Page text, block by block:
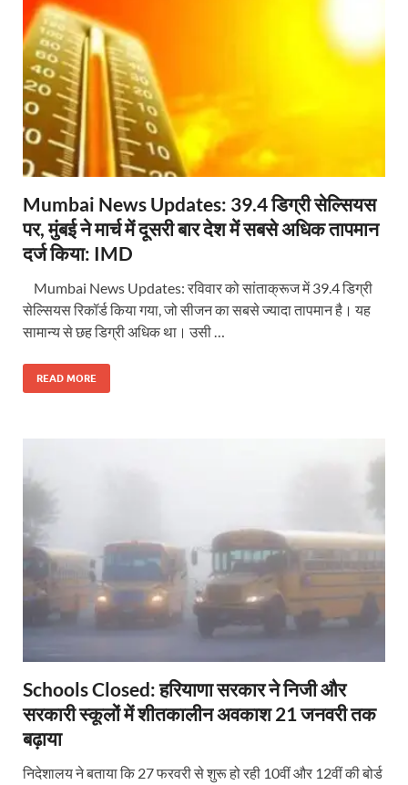
Mumbai News Updates: 39.4 डिग्री सेल्सियस
पर, मुंबई ने मार्च में दूसरी बार देश में सबसे अधिक तापमान
दर्ज किया: IMD
Mumbai News Updates: रविवार को सांताक्रूज में 39.4 डिग्री
सेल्सियस रिकॉर्ड किया गया, जो सीजन का सबसे ज्यादा तापमान है। यह
सामान्य से छह डिग्री अधिक था। उसी …
READ MORE
Schools Closed: हरियाणा सरकार ने निजी और
सरकारी स्कूलों में शीतकालीन अवकाश 21 जनवरी तक
बढ़ाया
निदेशालय ने बताया कि 27 फरवरी से शुरू हो रही 10वीं और 12वीं की बोर्ड